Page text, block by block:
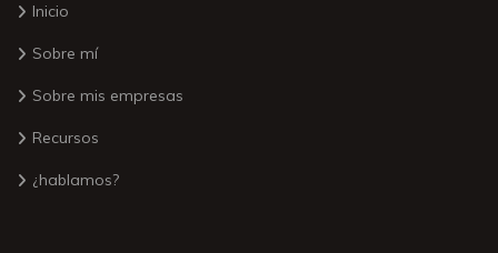
Inicio
Sobre mí
Sobre mis empresas
Recursos
¿hablamos?